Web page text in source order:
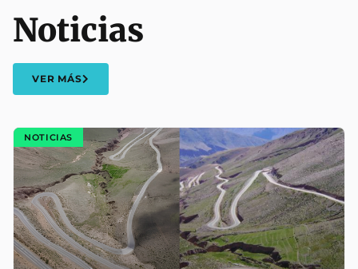
Noticias
VER MÁS
NOTICIAS